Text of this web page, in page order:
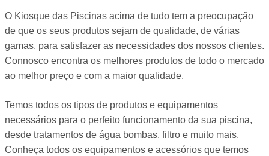
O Kiosque das Piscinas acima de tudo tem a preocupação
de que os seus produtos sejam de qualidade, de várias
gamas, para satisfazer as necessidades dos nossos clientes.
Connosco encontra os melhores produtos de todo o mercado
ao melhor preço e com a maior qualidade.
Temos todos os tipos de produtos e equipamentos
necessários para o perfeito funcionamento da sua piscina,
desde tratamentos de água bombas, filtro e muito mais.
Conheça todos os equipamentos e acessórios que temos